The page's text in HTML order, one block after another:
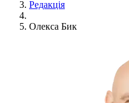
Редакція
Олекса Бик